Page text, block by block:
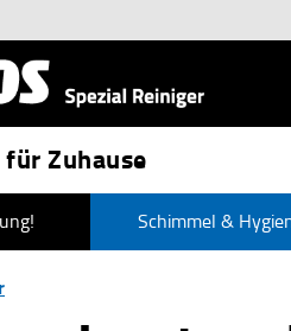
Zuhause
Schimmel &